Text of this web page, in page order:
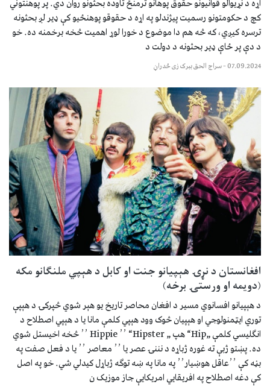
اړه د نړیوالو قوانیونو حقوق پوهانو ترمنځ تاوده بحثونو روان دي. پر پوهنتوني
کچ د حکومتونو رسمیت پیژندلو په اړه د حقوقو پوهنځیو کې ډیر لږ بحثونه
ترسره کیږي، که څه هم دا موضوع د خورا لوړ اهمیت څخه برخمنه ده. خو
د دې پر ځاې ډیر بحثونه د دولت د
07.09.2024
–سراج الحق ببرک زی ځدراڼ
افغانستان د نړۍ هېپیانو جنت او کابل د هېپي ملنګانو مکه
(دویمه او ورستۍ برخه)
د هېپیانو افسانوي مسیر د افغان محاصر تاریخ یو هېر شوي څپرکۍ د هېپې
توري ایټمنولوجي او هېپیان څوک وود هېپي کلمې مانا یا د هېپي اصطلاح د
انګلیسي کلمې „Hip“ هپ „ Hipster“ ٬٬ Hippie ٬٬ څخه اخیستل شوي
ده. پښتو ژبې ته غوره ژباړه د نننۍ عصر یا ٬٬ معاصر ٬٬ یا د فعل صفت په
بڼه کې ٬٬عاقل هوښیار٬٬ په مانا په ښه توګه ژباړل کیدلي شي. خو په اصل
کې دغه اصطلاح په افریقایي امریکایې جاز موزیک ن